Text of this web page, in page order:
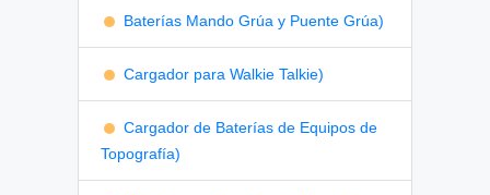
Baterías Mando Grúa y Puente Grúa)
Cargador para Walkie Talkie)
Cargador de Baterías de Equipos de
Topografía)